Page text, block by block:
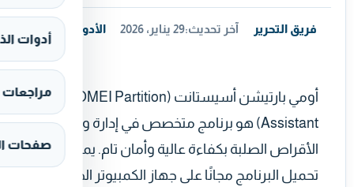
أدوات
مراجعات
صفحات
فريق التحرير آخر تحديث:29 يناير، 2026 الأدوات
أومي بارتيشن أسيستانت (AOMEI Partition
Assistant) هو برنامج متخصص في إدارة وتقسيم
الأقراص الصلبة بكفاءة عالية وأمان تام. يمكنك
تحميل البرنامج مجانًا على جهاز الكمبيوتر الخاص